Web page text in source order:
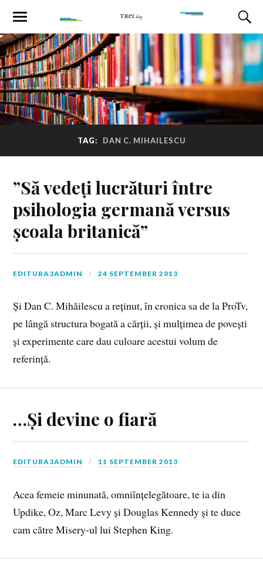
TAG: DAN C. MIHAILESCU
”Să vedeți lucrături între
psihologia germană versus
școala britanică”
EDITURA3ADMIN 24 SEPTEMBER 2013
Și Dan C. Mihăilescu a reținut, în cronica sa de la ProTv,
pe lângă structura bogată a cărții, și mulțimea de povești
și experimente care dau culoare acestui volum de
referință.
…Și devine o fiară
EDITURA3ADMIN 11 SEPTEMBER 2013
Acea femeie minunată, omniînțelegătoare, te ia din
Updike, Oz, Marc Levy și Douglas Kennedy și te duce
cam către Misery-ul lui Stephen King.